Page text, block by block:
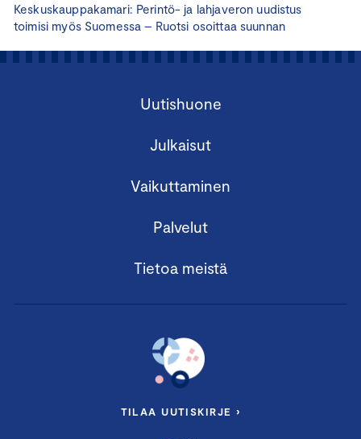
Keskuskauppakamari: Perintö- ja lahjaveron uudistus
toimisi myös Suomessa – Ruotsi osoittaa suunnan
Uutishuone
Julkaisut
Vaikuttaminen
Palvelut
Tietoa meistä
TILAA UUTISKIRJE ›